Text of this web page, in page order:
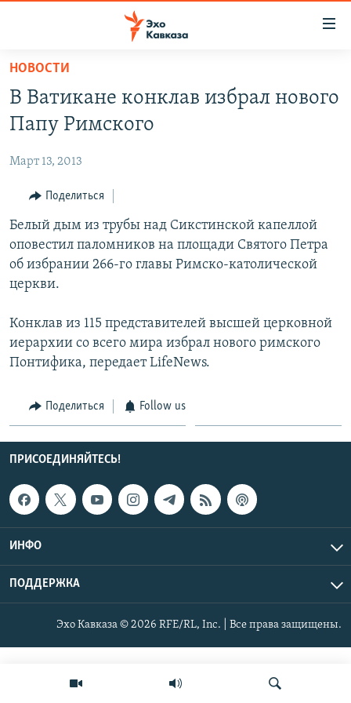
Вернуться
основному
содержанию
Вернутся
навигации
Вернутся
поиску
СУХУМИ
ЦХИНВАЛИ
ВЕСЬ КАВКАЗ
СЕВЕРНЫЙ КАВКАЗ
АЗЕРБАЙДЖАН
ТЕМЫ
ЭКОНОМИКА
КУЛЬТУРА
СПОРТ
РУБРИКИ
НЕКРУГЛЫЙ СТОЛ
ПОЗИЦИЯ
БЛОГИ
ЧИТАЕМ ПРЕССУ
МУЛЬТИМЕДИА
ФОТО
ПОДКАСТЫ
АРХИВ РАДИОПРОГРАММЫ
ПРИСОЕДИНЯЙТЕСЬ!
Все сайты РСЕ/РС
НОВОСТИ
В Ватикане конклав избрал нового
Папу Римского
Март 13, 2013
Поделиться
Белый дым из трубы над Сикстинской капеллой
оповестил паломников на площади Святого Петра
об избрании 266-го главы Римско-католической
церкви.
Конклав из 115 представителей высшей церковной
иерархии со всего мира избрал нового римского
Понтифика, передает LifeNews.
Поделиться Follow us
ПРИСОЕДИНЯЙТЕСЬ!
ИНФО
ПОДДЕРЖКА
Эхо Кавказа © 2026 RFE/RL, Inc. | Все права защищены.